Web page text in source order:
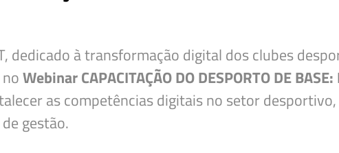
dedicado à transformação digital dos clubes
Webinar CAPACITAÇÃO DO DESPORTO DE
as competências digitais no setor
gestão.
Deseja apagar o ficheiro?